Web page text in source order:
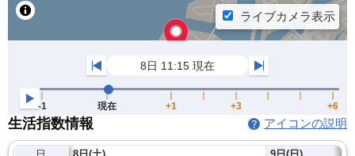
生活指数情報 アイコンの説明